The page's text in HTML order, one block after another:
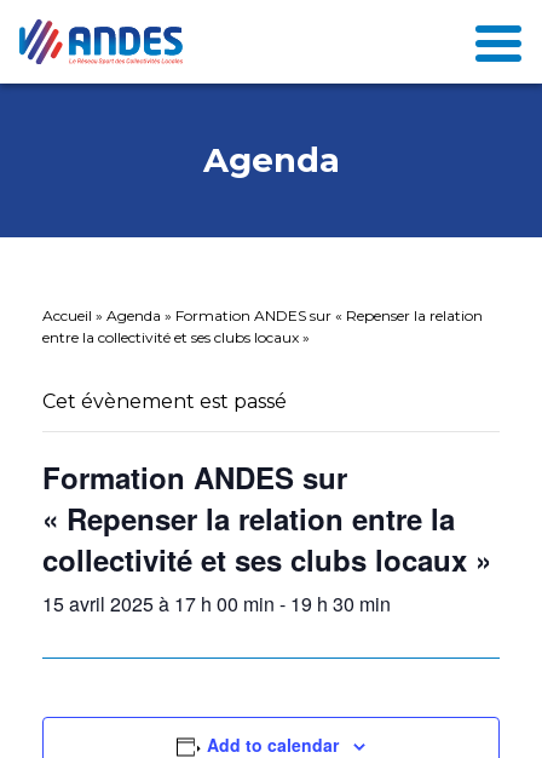
Agenda
Accueil » Agenda » Formation ANDES sur « Repenser la relation
entre la collectivité et ses clubs locaux »
Cet évènement est passé
Formation ANDES sur
« Repenser la relation entre la
collectivité et ses clubs locaux »
15 avril 2025 à 17 h 00 min - 19 h 30 min
Add to calendar